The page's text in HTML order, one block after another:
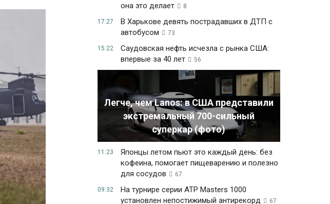
она это делает
8
17:27
В Харькове девять пострадавших в ДТП с
автобусом
73
15:22
Саудовская нефть исчезла с рынка США:
впервые за 40 лет
56
Легче, чем Lanos: в США представили
экстремальный 700-сильный
суперкар (фото)
11:23
Японцы летом пьют это каждый день: без
кофеина, помогает пищеварению и полезно
для сосудов
67
09:32
На турнире серии ATP Masters 1000
установлен непостижимый антирекорд
67